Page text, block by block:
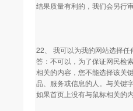
结果质量有利的，我们会另行
22、 我可以为我的网站选择
答：不可以，为了保证网民检
相关的内容，您不能选择该关
品、服务或信息的人。与关键
如果首页上没有与鼠标相关的